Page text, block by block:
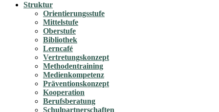
Struktur
Orientierungsstufe
Mittelstufe
Oberstufe
Bibliothek
Lerncafé
Vertretungskonzept
Methodentraining
Medienkompetenz
Präventionskonzept
Kooperation
Berufsberatung
Schulpartnerschaften